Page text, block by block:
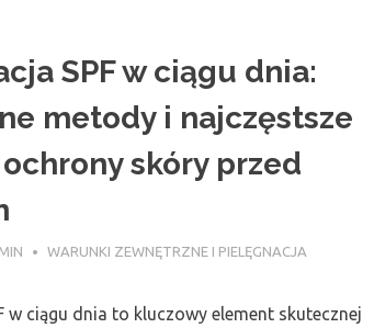
SPF w ciągu dnia:
metody i najczęstsze
skóry przed
WARUNKI ZEWNĘTRZNE I PIELĘGNACJA
w ciągu dnia to kluczowy element skutecznej